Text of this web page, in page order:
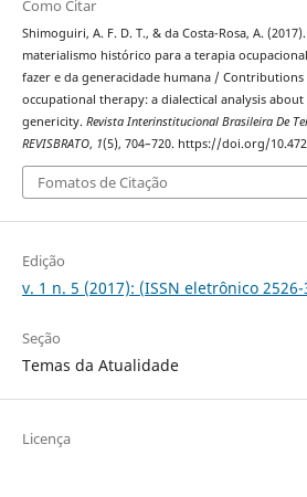
Como Citar
Shimoguiri, A. F. D. T., & da Costa-Rosa, A.
materialismo histórico para a terapia
fazer e da generacidade humana /
occupational therapy: a dialectical analysis
genericity. Revista Interinstitucional Brasileira De
REVISBRATO, 1(5), 704–720. https://doi.org/
Fomatos de Citação
Edição
v. 1 n. 5 (2017): (ISSN eletrônico 2526-
Seção
Temas da Atualidade
Licença